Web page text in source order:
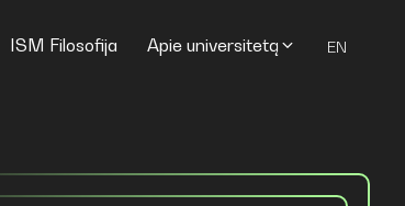
ISM Filosofija Apie universitetą EN